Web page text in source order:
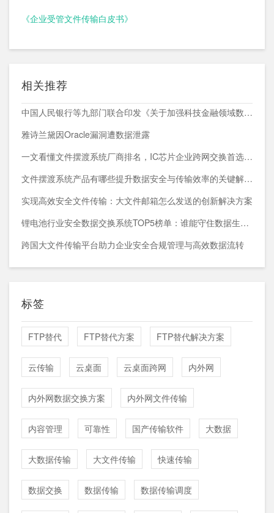
《企业受管文件传输白皮书》
相关推荐
中国人民银行等九部门联合印发《关于加强科技金融领域数据开发利用的通知》
雅诗兰黛因Oracle漏洞遭数据泄露
一文看懂文件摆渡系统厂商排名，IC芯片企业跨网交换首选方案
文件摆渡系统产品有哪些提升数据安全与传输效率的关键解决方案
实现高效安全文件传输：大文件邮箱怎么发送的创新解决方案
锂电池行业安全数据交换系统TOP5榜单：谁能守住数据生命线？
跨国大文件传输平台助力企业安全合规管理与高效数据流转
标签
FTP替代 FTP替代方案 FTP替代解决方案
云传输 云桌面 云桌面跨网 内外网
内外网数据交换方案 内外网文件传输
内容管理 可靠性 国产传输软件 大数据
大数据传输 大文件传输 快速传输
数据交换 数据传输 数据传输调度